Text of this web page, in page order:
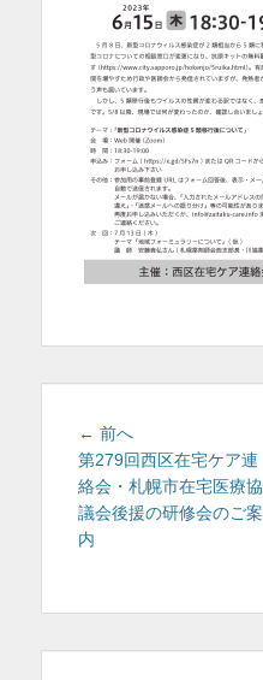
投
稿
ナ
ビ
ゲ
シ
← 前へ
の
投
稿:
第279回西区在宅ケア連
絡会・札幌市在宅医療協
議会後援の研修会のご案
内